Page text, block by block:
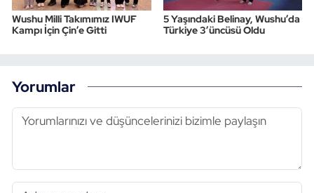
Wushu Milli Takımımız IWUF
Kampı İçin Çin’e Gitti
5 Yaşındaki Belinay, Wushu’da
Türkiye 3’üncüsü Oldu
Yorumlar